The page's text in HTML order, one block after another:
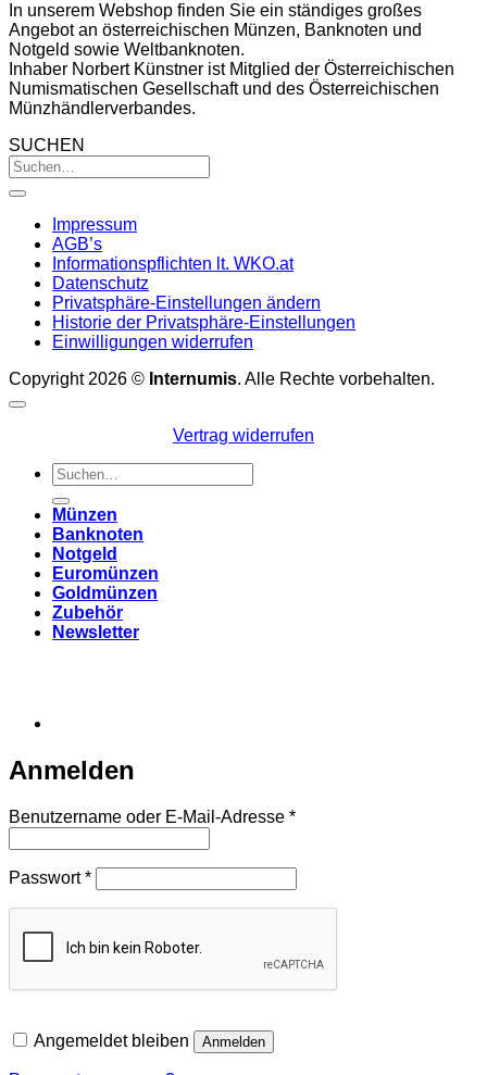
In unserem Webshop finden Sie ein ständiges großes
Angebot an österreichischen Münzen, Banknoten und
Notgeld sowie Weltbanknoten.
Inhaber Norbert Künstner ist Mitglied der Österreichischen
Numismatischen Gesellschaft und des Österreichischen
Münzhändlerverbandes.
SUCHEN
Impressum
AGB’s
Informationspflichten lt. WKO.at
Datenschutz
Privatsphäre-Einstellungen ändern
Historie der Privatsphäre-Einstellungen
Einwilligungen widerrufen
Copyright 2026 © Internumis. Alle Rechte vorbehalten.
Vertrag widerrufen
Suchen
nach:
Münzen
Banknoten
Notgeld
Euromünzen
Goldmünzen
Zubehör
Newsletter
Anmelden
Benutzername oder E-Mail-Adresse *Erforderlich
Passwort*Erforderlich
Angemeldet bleiben Anmelden